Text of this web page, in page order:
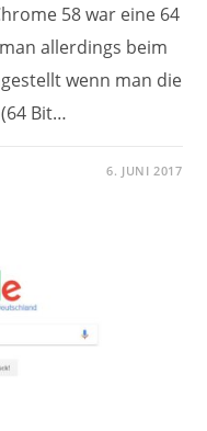
58 war eine 64
allerdings beim
wenn man die
Bit…
6. JUNI 2017